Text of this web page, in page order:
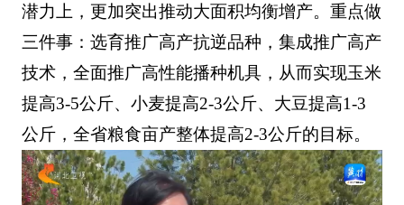
潜力上，更加突出推动大面积均衡增产。重点做
三件事：选育推广高产抗逆品种，集成推广高产
技术，全面推广高性能播种机具，从而实现玉米
提高3-5公斤、小麦提高2-3公斤、大豆提高1-3
公斤，全省粮食亩产整体提高2-3公斤的目标。